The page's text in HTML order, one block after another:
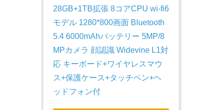
28GB+1TB拡張 8コアCPU wi-fi6
モデル 1280*800画面 Bluetooth
5.4 6000mAhバッテリー 5MP/8
MPカメラ 顔認識 Widevine L1対
応 キーボード+ワイヤレスマウ
ス+保護ケース+タッチペン+ヘ
ッドフォン付